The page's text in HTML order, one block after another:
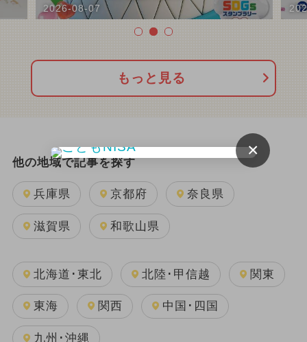
2026-08-07
もっと見る
他の地域で記事を探す
兵庫県 京都府 奈良県
滋賀県 和歌山県
北海道･東北 北陸･甲信越 関東
東海 関西 中国･四国
九州･沖縄
×